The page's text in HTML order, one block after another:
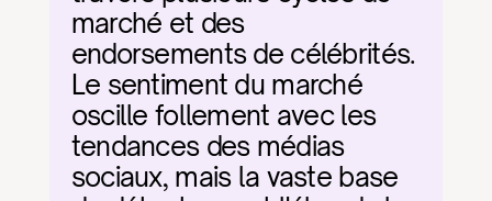
marché et des
endorsements de célébrités.
Le sentiment du marché
oscille follement avec les
tendances des médias
sociaux, mais la vaste base